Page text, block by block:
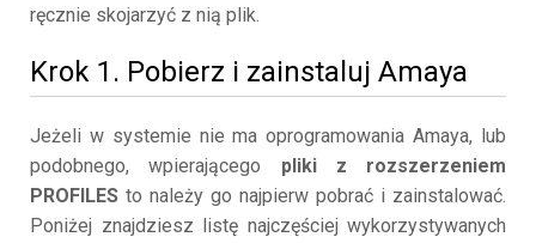
ręcznie skojarzyć z nią plik.
Krok 1. Pobierz i zainstaluj Amaya
Jeżeli w systemie nie ma oprogramowania Amaya, lub
podobnego, wpierającego pliki z rozszerzeniem
PROFILES to należy go najpierw pobrać i zainstalować.
Poniżej znajdziesz listę najczęściej wykorzystywanych